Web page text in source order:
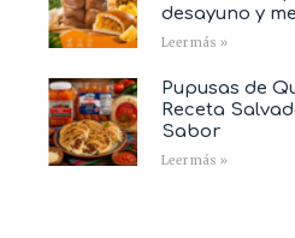
desayuno y
Leer más »
Pupusas de
Receta
Sabor
Leer más »